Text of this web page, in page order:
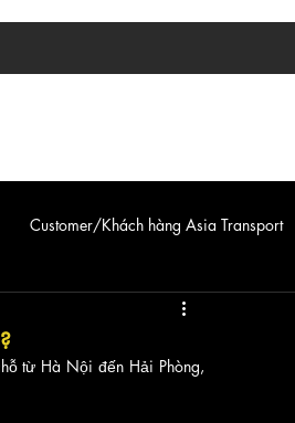
Customer/Khách hàng Asia Transport
từ Hà Nội đến Hải Phòng,